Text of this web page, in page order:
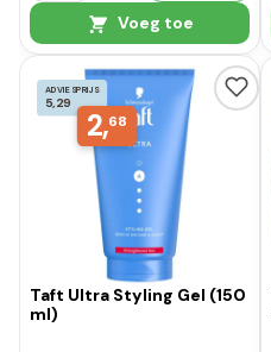
Voeg toe
ADVIESPRIJS
5,29
2,68
Taft Ultra Styling Gel (150
ml)